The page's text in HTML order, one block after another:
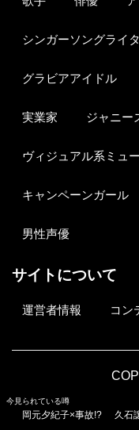
シンガーソングライ
グラビアアイドル
実業家 ジャニー
ヴィジュアル系ミュ
キャンペーンガール
男性声優
サイトについて
運営者情報 コン
今見られている噂
岡元夕紀子×事故!? 久石